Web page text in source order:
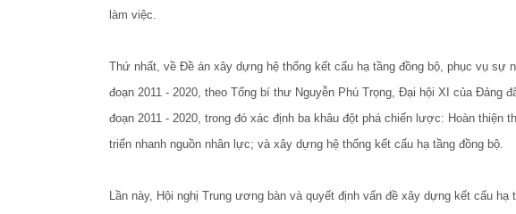
làm việc.
Thứ nhất, về Đề án xây dựng hệ thống kết cấu hạ tầng đồng bộ, phục vụ sự
đoạn 2011 - 2020, theo Tổng bí thư Nguyễn Phú Trọng, Đại hội XI của Đảng
đoạn 2011 - 2020, trong đó xác định ba khâu đột phá chiến lược: Hoàn thiện
triển nhanh nguồn nhân lực; và xây dựng hệ thống kết cấu hạ tầng đồng bộ.
Lần này, Hội nghị Trung ương bàn và quyết định vấn đề xây dựng kết cấu